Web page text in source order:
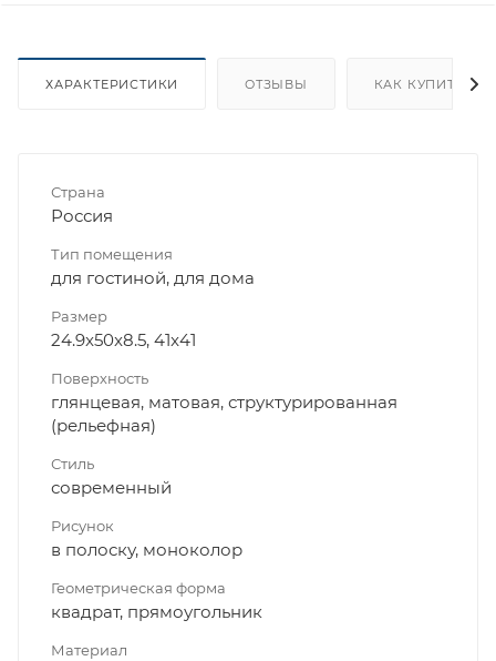
ХАРАКТЕРИСТИКИ ОТЗЫВЫ КАК КУПИТЬ
Страна
Россия
Тип помещения
для гостиной, для дома
Размер
24.9x50x8.5, 41x41
Поверхность
глянцевая, матовая, структурированная
(рельефная)
Стиль
современный
Рисунок
в полоску, моноколор
Геометрическая форма
квадрат, прямоугольник
Материал